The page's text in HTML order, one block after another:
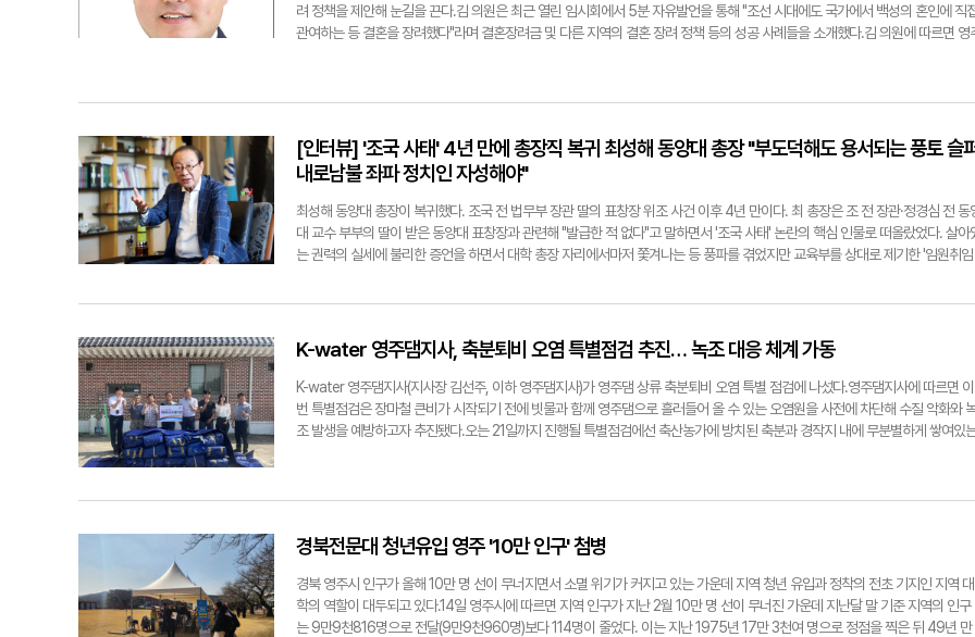
으로서 막중한 책임감을 느낀다"며 "영주시와 적극적인 공조를 통해 국비 확보와 현안 사업 해결에 최선을 다하겠다"고 밝혔다.한
편 시는 정부 예산안이 국회에 제출되는 9월 3일까지 기재부 등 중앙부처를 상대로 꾸준한 국비 확보 활동을 펼쳐나간다는 방침
려 정책을 제안해 눈길을 끈다.김 의원은 최근 열린 임시회에서 5분 자유발언을 통해 "조선 시대에도 국가에서 백성의 혼인에 직
관여하는 등 결혼을 장려했다"라며 결혼장려금 및 다른 지역의 결혼 장려 정책 등의 성공 사례들을 소개했다.김 의원에 따르면 영
이 필수이지만 출산의 전제가 될 수 있는 결혼이 감소하고 있는 현실을 직시해야 한다"고 강조했다.김 의원은 '결혼하지 않는 주된
이유'로 결혼자금 부족을 꼽았던 통계청 자료를 소개하면서 "최근 인구증가 정책의 하나로 결혼장려금을 지급하는 지자체가 늘어
나고 있는 만큼 영주시도 결혼장려지원금 지급을 검토해 신혼부부의 경제적 부담을 덜어줘야 한다"고 주장했다.그러면서 "전남 화
순군은 전국에서 가장 큰 금액인 1천만 원을, 대전시는 500만 원의 결혼장려금을 지급하고 있고 인근 봉화군도 결혼예식장려금
로 100만 원을 지급하는 등 전국적으로 약 35개 지자체가 결혼장려금과 축하금을 지급하고 있다"고 덧붙였다.특히 김 의원은 "주
위를 보면 결혼하지 않는 사람, 결혼을 포기하는 사람들이 많고 공통적인 이야기 중 하나가 '이성과 만남의 기회가 부족하다'는
고 잘한 일'이 될 수 있도록 적극적이고 실효성 있는 결혼장려정책을 마련해 줄 것"을 촉구했다.한편 영주 지역 인구는 지난 2월 10
만 명 선이 무너진 가운데 지난달 말 기준 지역의 인구는 9만9천816명으로 전달(9만9천960명)보다 114명이 줄었다. 이는 지난
1975년 17만 3천여 명으로 정점을 찍은 뒤 49년 만에 최저치다.손병현기자 why@yeongnam.com김병창 영주시의원. 영주시
의회 제공
[인터뷰] '조국 사태' 4년 만에 총장직 복귀 최성해 동양대 총장 "부도덕해도 용서되는 풍토 슬
내로남불 좌파 정치인 자성해야"
최성해 동양대 총장이 복귀했다. 조국 전 법무부 장관 딸의 표창장 위조 사건 이후 4년 만이다. 최 총장은 조 전 장관·정경심 전 동
대 교수 부부의 딸이 받은 동양대 표창장과 관련해 "발급한 적 없다"고 말하면서 '조국 사태' 논란의 핵심 인물로 떠올랐었다. 살아
는 권력의 실세에 불리한 증언을 하면서 대학 총장 자리에서마저 쫓겨나는 등 풍파를 겪었지만 교육부를 상대로 제기한 '임원취임
면 당연한 결과다. 다만 우리 정치 현실을 보면 너무 후안무치하다는 것이다. '팬덤 정치'에 빠져 국민을 이만큼 무시해도 되는가 하
는 생각이 들 때가 많다. 정치가 '도덕과 신뢰'를 상실했으니, 어떻게 정상적인 생각을 할 수 있겠나. 좀 더 큰 차원에서 '도덕과 상
식'을 갖춘 교육을 해야겠다는 생각이 든다."▶그동안 많이 힘들었을 텐데. "정치적으로 핍박을 받던 당시에 몸도 마음도 매우 아팠
다. 경제적으로도 어려웠다. 개인적 고통이나 슬픔보다 더 슬펐던 것은 '정치가들이 너무 뻔뻔하다'라는 것이다. 현재 한국의 정치
'팬덤 정치'라 아무리 거짓말을 하고 부도덕한 일을 저질러도 모두 용서가 된다. 평범한 국민이 이런 종류의 거짓말을 했다면 어떻
았다. 대권을 꿈꾸는 사람이 저렇게 거짓말과 불법을 자행하는 게 국민 모두에게 어찌 충격이 아니겠나. 지금 생각해 보면, 내가 그
것을 그대로 용인했다면 정말 사회적으로 문제라고 생각한다. 대학이 정치꾼의 눈치만 봐서 되겠나. 그것이 과연 대학인가. 지금도
나는 대학에 어떤 위기가 오더라도 똑같이 행동할 것이다. 거짓이 성공하는 나라는 미래가 없다."▶총장직에서 물러난 뒤 어떤 활동
을 했나."사퇴 후 경제적으로 많이 어려웠다. 내가 재산이 있나, 무엇이 있나. 정치적으로도 많은 핍박을 받았다. 이번 일을 당하면서
우리 제도에 문제가 있다는 생각이 들었다. 어떻게 '내로남불', 무소불위의 권력이 판치는 세상이 되었나. 나라를 생각하면 걱정도
K-water 영주댐지사, 축분퇴비 오염 특별점검 추진… 녹조 대응 체계 가동
K-water 영주댐지사(지사장 김선주, 이하 영주댐지사)가 영주댐 상류 축분퇴비 오염 특별 점검에 나섰다.영주댐지사에 따르면 이
번 특별점검은 장마철 큰비가 시작되기 전에 빗물과 함께 영주댐으로 흘러들어 올 수 있는 오염원을 사전에 차단해 수질 악화와
조 발생을 예방하고자 추진됐다.오는 21일까지 진행될 특별점검에선 축산농가에 방치된 축분과 경작지 내에 무분별하게 쌓여있
원사업의 지속 시행과 환경부에서 지난 5년간 농업비점오염 저감을 위해 보급해 온 농업비점 저감시설(물꼬조절장치, 야자매트
등)에 대한 설치 및 운영 현황도 점검할 계획이다.김선주 영주댐지사장은 "이번 오염원 특별점검을 시작으로 상시 감시체계 강화 등
본격적인 녹조 대응 체계로 돌입할 것"이라고 밝혔다.손병현기자 why@yeongnam.com지난 13일에는 대구지방환경청, 영주시
와 함께 주민들에게 임시 비가림막을 제공한 후 기념촬영을 하고 있다.
경북전문대 청년유입 영주 '10만 인구' 첨병
경북 영주시 인구가 올해 10만 명 선이 무너지면서 소멸 위기가 커지고 있는 가운데 지역 청년 유입과 정착의 전초 기지인 지역 대
학의 역할이 대두되고 있다.14일 영주시에 따르면 지역 인구가 지난 2월 10만 명 선이 무너진 가운데 지난달 말 기준 지역의 인구
는 9만9천816명으로 전달(9만9천960명)보다 114명이 줄었다. 이는 지난 1975년 17만 3천여 명으로 정점을 찍은 뒤 49년 만